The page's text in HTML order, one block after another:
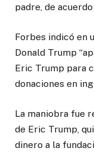
padre, de
Forbes indicó en
Donald Trump
Eric Trump para
donaciones en
La maniobra fue
de Eric Trump,
dinero a la